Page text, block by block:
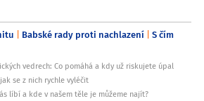
Babské rady proti nachlazení S čím
vedrech: Co pomáhá a kdy už riskujete úpal
se z nich rychle vyléčit
líbí a kde v našem těle je můžeme najít?